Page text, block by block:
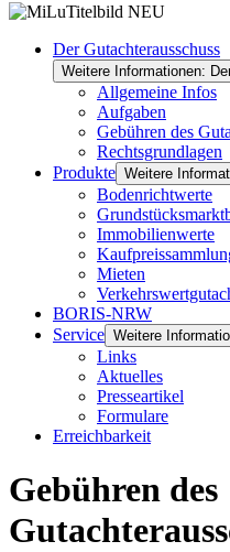
Der Gutachterausschuss
Weitere Informationen:
Allgemeine Infos
Aufgaben
Gebühren des
Rechtsgrundlagen
Produkte Weitere
Bodenrichtwerte
Immobilienwerte
Mieten
BORIS-NRW
Service Weitere
Links
Aktuelles
Presseartikel
Formulare
Erreichbarkeit
Gebühren des